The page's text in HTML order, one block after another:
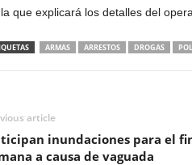
que explicará los detalles del
ARMAS ARRESTOS DROGAS
article
inundaciones para el
a causa de vaguada